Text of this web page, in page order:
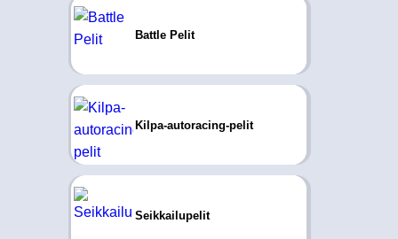
Battle Pelit
Kilpa-autoracing-pelit
Seikkailupelit